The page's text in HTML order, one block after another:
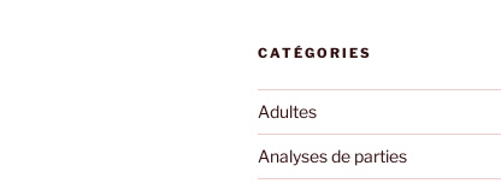
CATÉGORIES
Adultes
Analyses de parties